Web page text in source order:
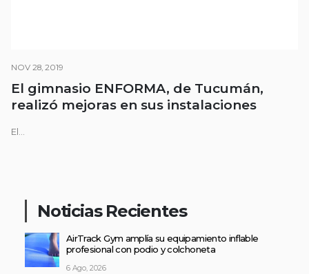
NOV 28, 2019
El gimnasio ENFORMA, de Tucumán,
realizó mejoras en sus instalaciones
El...
Noticias Recientes
AirTrack Gym amplía su equipamiento inflable
profesional con podio y colchoneta
6 Ago, 2026